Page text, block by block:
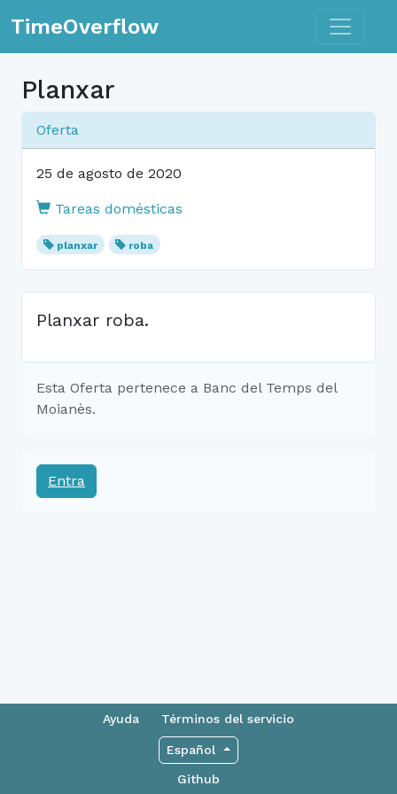
TimeOverflow Toggle
Planxar
Oferta
25 de agosto de 2020
Tareas domésticas
planxar roba
Planxar roba.
Esta Oferta pertenece a Banc del Temps del
Moianès.
Entra
Ayuda Términos del servicio
Español
Github